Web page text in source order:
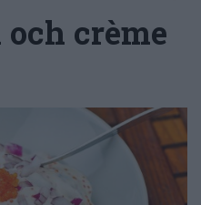
crème